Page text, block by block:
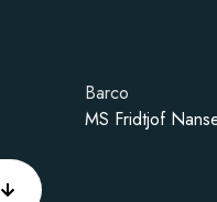
Barco
MS Fridtjof